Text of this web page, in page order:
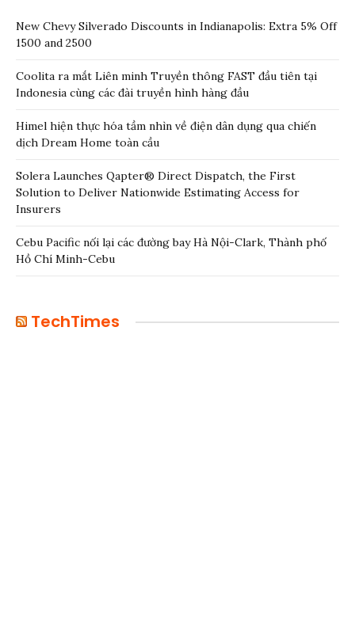
New Chevy Silverado Discounts in Indianapolis: Extra 5% Off
1500 and 2500
Coolita ra mắt Liên minh Truyền thông FAST đầu tiên tại
Indonesia cùng các đài truyền hình hàng đầu
Himel hiện thực hóa tầm nhìn về điện dân dụng qua chiến
dịch Dream Home toàn cầu
Solera Launches Qapter® Direct Dispatch, the First
Solution to Deliver Nationwide Estimating Access for
Insurers
Cebu Pacific nối lại các đường bay Hà Nội-Clark, Thành phố
Hồ Chí Minh-Cebu
TechTimes